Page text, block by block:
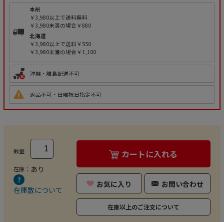
本州
￥3,980以上で送料無料
￥3,980未満の場合￥880
北海道
￥3,980以上で送料￥550
￥3,980未満の場合￥1,100
沖縄・離島配送不可
返品不可・日曜祝日指定不可
数量
在庫： あり
在庫数について
カートに入れる
お気に入り お問い合わせ
在庫以上のご注文について